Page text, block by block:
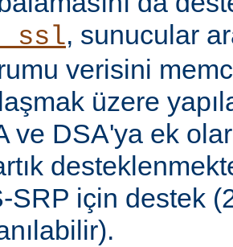
, sunucular
verisini
üzere
ve DSA'ya ek
SRP için destek